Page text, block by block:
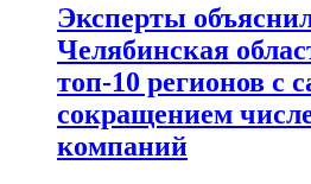
Эксперты
Челябинская
топ-10 регионов
сокращением
компаний